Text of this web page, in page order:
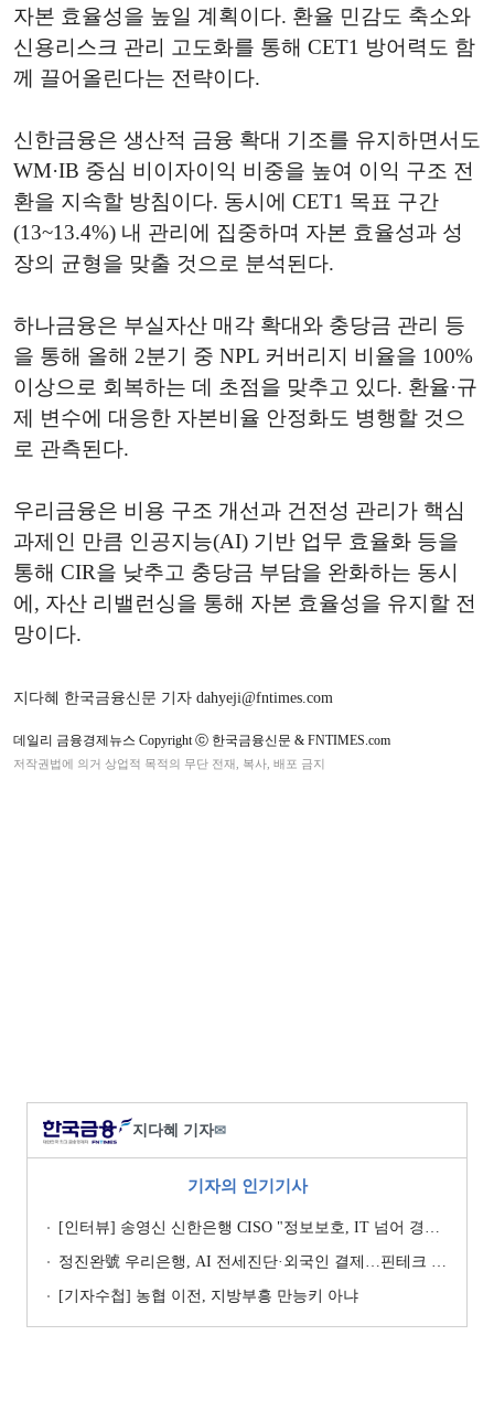
자본 효율성을 높일 계획이다. 환율 민감도 축소와
신용리스크 관리 고도화를 통해 CET1 방어력도 함
께 끌어올린다는 전략이다.
신한금융은 생산적 금융 확대 기조를 유지하면서도
WM·IB 중심 비이자이익 비중을 높여 이익 구조 전
환을 지속할 방침이다. 동시에 CET1 목표 구간
(13~13.4%) 내 관리에 집중하며 자본 효율성과 성
장의 균형을 맞출 것으로 분석된다.
하나금융은 부실자산 매각 확대와 충당금 관리 등
을 통해 올해 2분기 중 NPL 커버리지 비율을 100%
이상으로 회복하는 데 초점을 맞추고 있다. 환율·규
제 변수에 대응한 자본비율 안정화도 병행할 것으
로 관측된다.
우리금융은 비용 구조 개선과 건전성 관리가 핵심
과제인 만큼 인공지능(AI) 기반 업무 효율화 등을
통해 CIR을 낮추고 충당금 부담을 완화하는 동시
에, 자산 리밸런싱을 통해 자본 효율성을 유지할 전
망이다.
지다혜 한국금융신문 기자 dahyeji@fntimes.com
데일리 금융경제뉴스 Copyright ⓒ 한국금융신문 & FNTIMES.com
저작권법에 의거 상업적 목적의 무단 전재, 복사, 배포 금지
지다혜 기자✉
기자의 인기기사
[인터뷰] 송영신 신한은행 CISO "정보보호, IT 넘어 경영 리스크로 관리" [2026 은행권 보안 전략 ③]
정진완號 우리은행, AI 전세진단·외국인 결제…핀테크 협업 강화
[기자수첩] 농협 이전, 지방부흥 만능키 아냐